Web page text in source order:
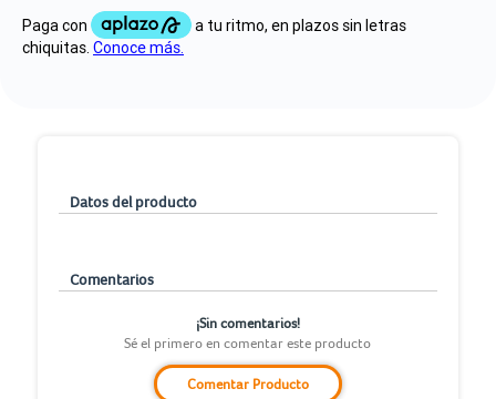
Datos del producto
Comentarios
¡Sin comentarios!
Sé el primero en comentar este producto
Comentar Producto